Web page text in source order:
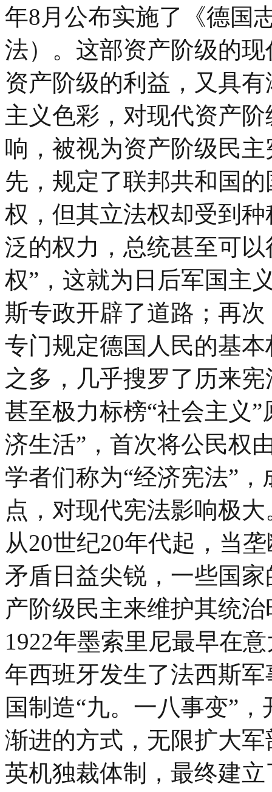
年8月公布实施了《德国
法）。这部资产阶级的
资产阶级的利益，又具
主义色彩，对现代资产
响，被视为资产阶级民
先，规定了联邦共和国
权，但其立法权却受到
泛的权力，总统甚至可
权”，这就为日后军国主
斯专政开辟了道路；再
专门规定德国人民的基
之多，几乎搜罗了历来
甚至极力标榜“社会主义
济生活”，首次将公民权
学者们称为“经济宪法”
点，对现代宪法影响极大
从20世纪20年代起，当
矛盾日益尖锐，一些国
产阶级民主来维护其统
1922年墨索里尼最早在
年西班牙发生了法西斯
国制造“九。一八事变”
渐进的方式，无限扩大
英机独裁体制，最终建